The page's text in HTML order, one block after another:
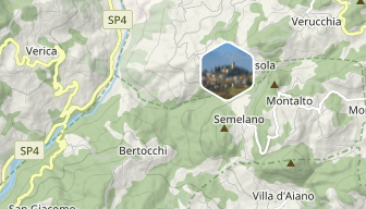
una macina sulla sinistra, il cui ingresso è
caratterizzato da un muro in sassi faccia
a vista un arco. Si costeggia il muro e si
seguono sempre i marcatori CAI 400/3,
proseguendo sempre diritti. Si arriva così,
dopo 550 metri, alla strada asfaltata e si
prosegue sempre diritti, ancora in leggera
salita per un centinaio di metri, svoltando